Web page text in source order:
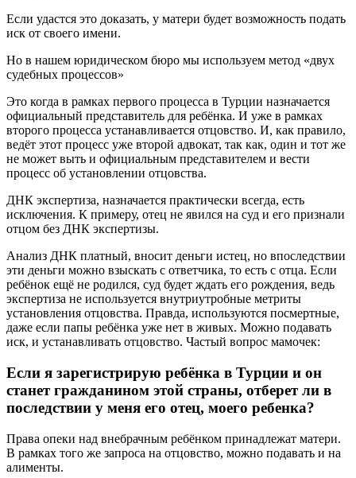
Если удастся это доказать, у матери будет возможность подать
иск от своего имени.
Но в нашем юридическом бюро мы используем метод «двух
судебных процессов»
Это когда в рамках первого процесса в Турции назначается
официальный представитель для ребёнка. И уже в рамках
второго процесса устанавливается отцовство. И, как правило,
ведёт этот процесс уже второй адвокат, так как, один и тот же
не может выть и официальным представителем и вести
процесс об установлении отцовства.
ДНК экспертиза, назначается практически всегда, есть
исключения. К примеру, отец не явился на суд и его признали
отцом без ДНК экспертизы.
Анализ ДНК платный, вносит деньги истец, но впоследствии
эти деньги можно взыскать с ответчика, то есть с отца. Если
ребёнок ещё не родился, суд будет ждать его рождения, ведь
экспертиза не используется внутриутробные метриты
установления отцовства. Правда, используются посмертные,
даже если папы ребёнка уже нет в живых. Можно подавать
иск, и устанавливать отцовство. Частый вопрос мамочек:
Если я зарегистрирую ребёнка в Турции и он
станет гражданином этой страны, отберет ли в
последствии у меня его отец, моего ребенка?
Права опеки над внебрачным ребёнком принадлежат матери.
В рамках того же запроса на отцовство, можно подавать и на
алименты.